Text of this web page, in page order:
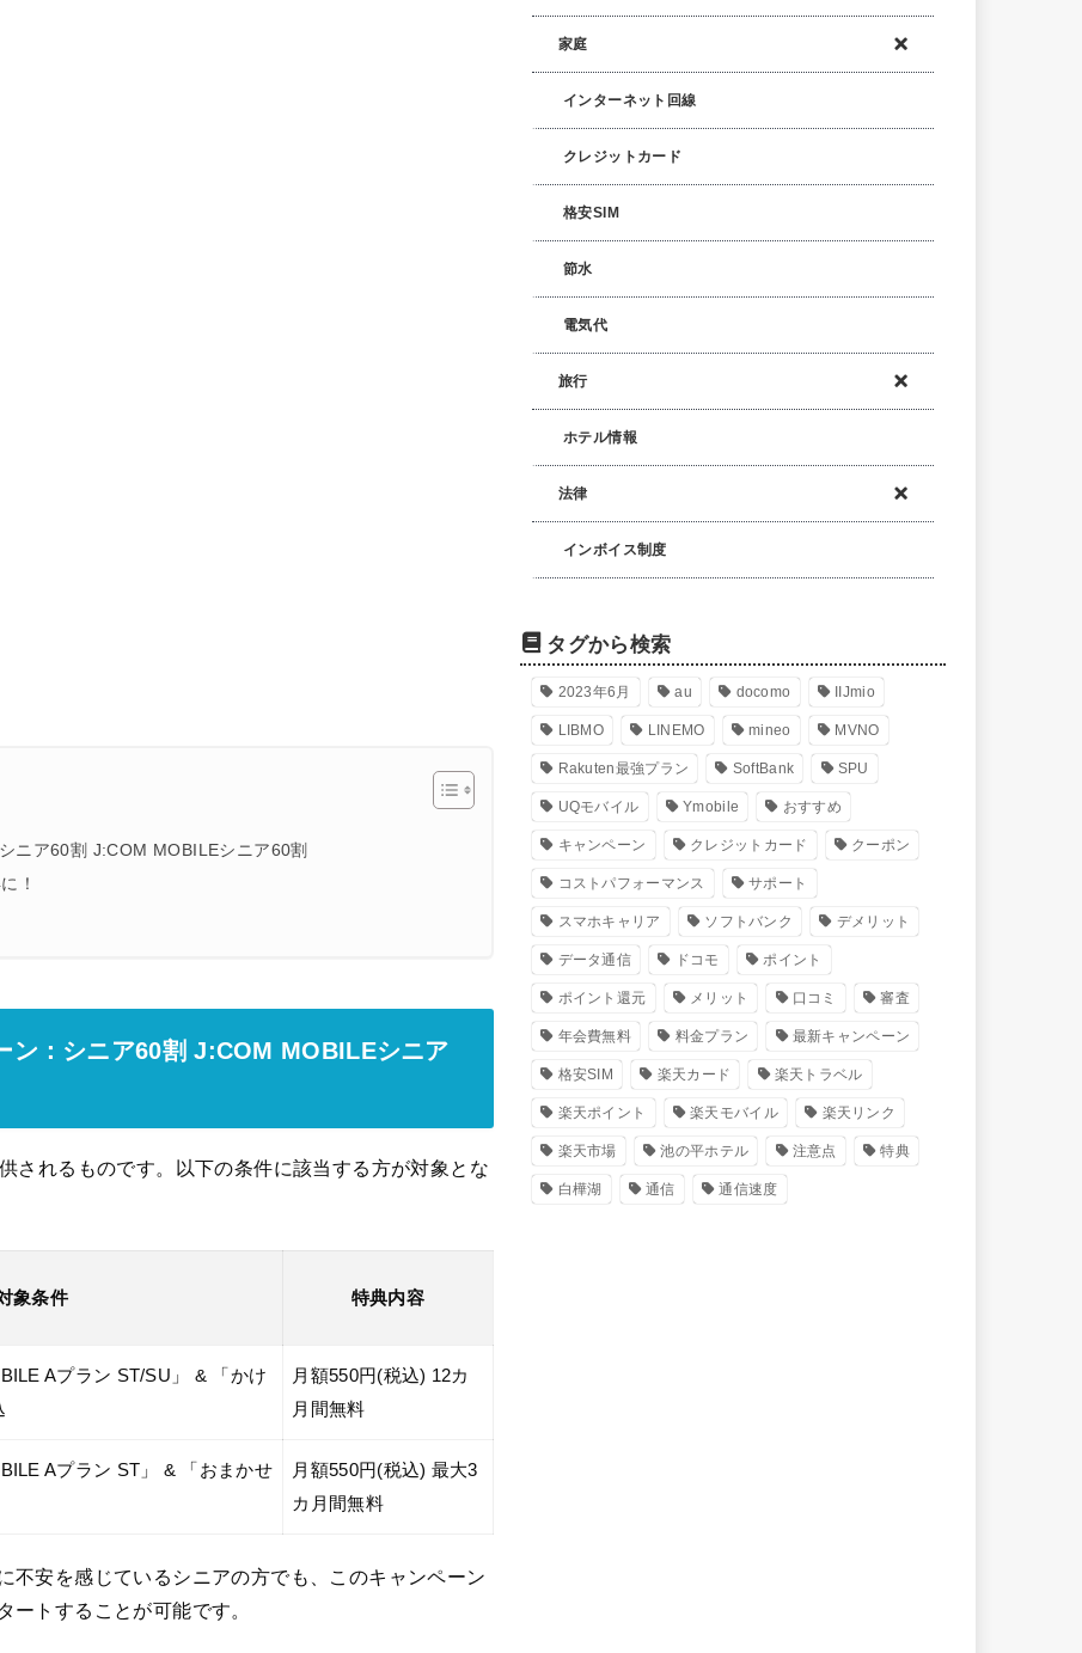
ニア60割 J:COM MOBILEシニア60割
！
ン：シニア60割 J:COM MOBILEシニア
されるものです。以下の条件に該当する方が対象とな
象条件 特典内容
Aプラン ST/SU」 & 「かけ
月額550円(税込) 12カ
月間無料
Aプラン ST」 & 「おまかせ
月額550円(税込) 最大3
カ月間無料
不安を感じているシニアの方でも、このキャンペーン
ートすることが可能です。
家庭
インターネット回線
クレジットカード
格安SIM
節水
電気代
旅行
ホテル情報
法律
インボイス制度
タグから検索
2023年6月 au docomo IIJmio
LIBMO LINEMO mineo MVNO
Rakuten最強プラン SoftBank SPU
UQモバイル Ymobile おすすめ
キャンペーン クレジットカード クーポン
コストパフォーマンス サポート
スマホキャリア ソフトバンク デメリット
データ通信 ドコモ ポイント
ポイント還元 メリット 口コミ 審査
年会費無料 料金プラン 最新キャンペーン
格安SIM 楽天カード 楽天トラベル
楽天ポイント 楽天モバイル 楽天リンク
楽天市場 池の平ホテル 注意点 特典
白樺湖 通信 通信速度